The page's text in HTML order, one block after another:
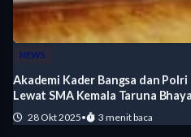
NEWS
Akademi Kader Bangsa dan
Lewat SMA Kemala Taruna
28 Okt 2025• 3 menit baca